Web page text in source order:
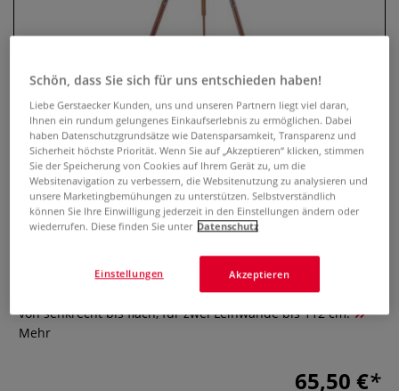
CAPPELLETTO Feldstaffelei CS1
aus Buchenholz
0 Bewertungen
Stabile Feldstaffelei aus geöltem Buchenholz – verstellbar
von senkrecht bis flach, für zwei Leinwände bis 112 cm.
Mehr
65,50 €
Schön, dass Sie sich für uns entschieden haben!
Liebe Gerstaecker Kunden, uns und unseren Partnern liegt viel daran,
Ihnen ein rundum gelungenes Einkaufserlebnis zu ermöglichen. Dabei
haben Datenschutzgrundsätze wie Datensparsamkeit, Transparenz und
Sicherheit höchste Priorität. Wenn Sie auf „Akzeptieren“ klicken, stimmen
Sie der Speicherung von Cookies auf Ihrem Gerät zu, um die
Websitenavigation zu verbessern, die Websitenutzung zu analysieren und
unsere Marketingbemühungen zu unterstützen. Selbstverständlich
können Sie Ihre Einwilligung jederzeit in den Einstellungen ändern oder
wiederrufen. Diese finden Sie unter Datenschutz
Akzeptieren
Einstellungen